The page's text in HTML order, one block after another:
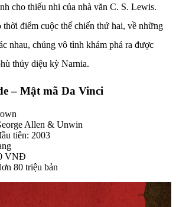
cho thiếu nhi của nhà văn C. S. Lewis.
điểm cuộc thế chiến thứ hai, về những
nhau, chúng vô tình khám phá ra được
thủy diệu kỳ Narnia.
– Mật mã Da Vinci
Allen & Unwin
tiên: 2003
VNĐ
80 triệu bản